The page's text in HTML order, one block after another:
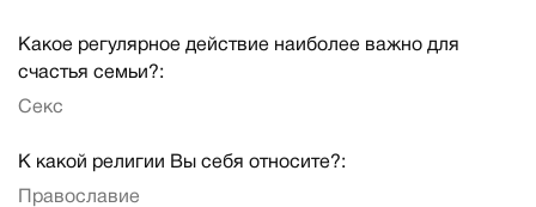
Какое регулярное действие наиболее важно для
счастья семьи?:
Секс
К какой религии Вы себя относите?:
Православие